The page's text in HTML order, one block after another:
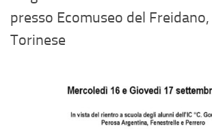
presso Ecomuseo del
Torinese